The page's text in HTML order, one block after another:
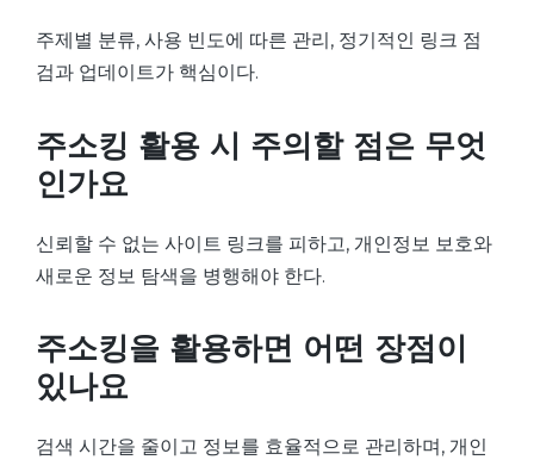
주제별 분류, 사용 빈도에 따른 관리, 정기적인 링크 점
검과 업데이트가 핵심이다.
주소킹 활용 시 주의할 점은 무엇
인가요
신뢰할 수 없는 사이트 링크를 피하고, 개인정보 보호와
새로운 정보 탐색을 병행해야 한다.
주소킹을 활용하면 어떤 장점이
있나요
검색 시간을 줄이고 정보를 효율적으로 관리하며, 개인